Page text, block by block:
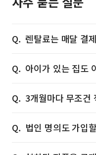
렌탈료는 매달 결
아이가 있는 집도
3개월마다 무조건
법인 명의도 가입